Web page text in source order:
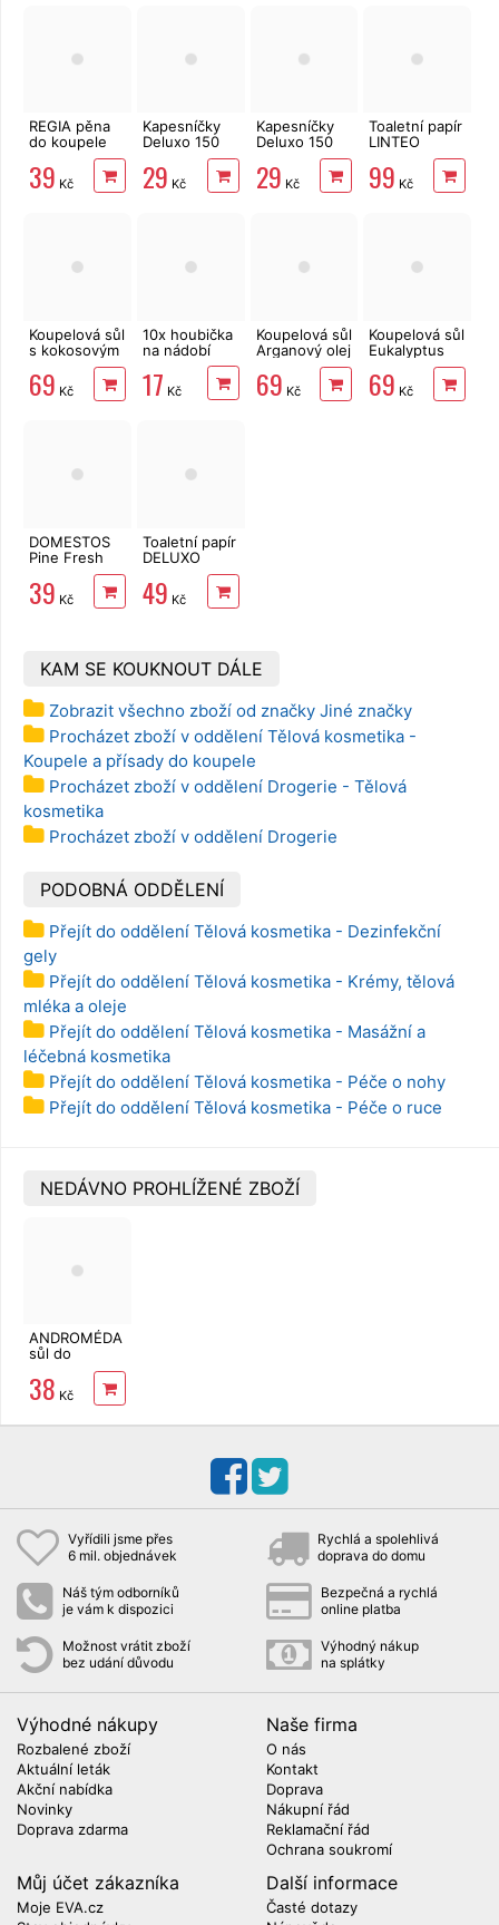
REGIA pěna
do koupele
Grapefruit&Mint
1 l
39 Kč
Kapesníčky
Deluxo 150
ks 3vrstvé v
krabičce,
šedé květy
29 Kč
Kapesníčky
Deluxo 150
ks 3vrstvé v
krabičce,
zvířátka
29 Kč
Toaletní papír
LINTEO
3vrstvý 16
rolí, 240 m
99 Kč
Koupelová sůl
s kokosovým
olejem 900 g
69 Kč
10x houbička
na nádobí
17 Kč
Koupelová sůl
Arganový olej
69 Kč
Koupelová sůl
Eukalyptus
69 Kč
DOMESTOS
Pine Fresh
39 Kč
Toaletní papír
DELUXO
3vrstvý 8 rolí,
132 m
49 Kč
KAM SE KOUKNOUT DÁLE
Zobrazit všechno zboží od značky Jiné značky
Procházet zboží v oddělení Tělová kosmetika -
Koupele a přísady do koupele
Procházet zboží v oddělení Drogerie - Tělová
kosmetika
Procházet zboží v oddělení Drogerie
PODOBNÁ ODDĚLENÍ
Přejít do oddělení Tělová kosmetika - Dezinfekční
gely
Přejít do oddělení Tělová kosmetika - Krémy, tělová
mléka a oleje
Přejít do oddělení Tělová kosmetika - Masážní a
léčebná kosmetika
Přejít do oddělení Tělová kosmetika - Péče o nohy
Přejít do oddělení Tělová kosmetika - Péče o ruce
NEDÁVNO PROHLÍŽENÉ ZBOŽÍ
ANDROMÉDA
sůl do
koupele aloe
vera 1 kg
38 Kč
Vyřídili jsme přes
6 mil. objednávek
Rychlá a spolehlivá
doprava do domu
Náš tým odborníků
je vám k dispozici
Bezpečná a rychlá
online platba
Možnost vrátit zboží
bez udání důvodu
Výhodný nákup
na splátky
Výhodné nákupy
Rozbalené zboží
Aktuální leták
Akční nabídka
Novinky
Doprava zdarma
Naše firma
O nás
Kontakt
Doprava
Nákupní řád
Reklamační řád
Ochrana soukromí
Můj účet zákazníka
Moje EVA.cz
Další informace
Časté dotazy